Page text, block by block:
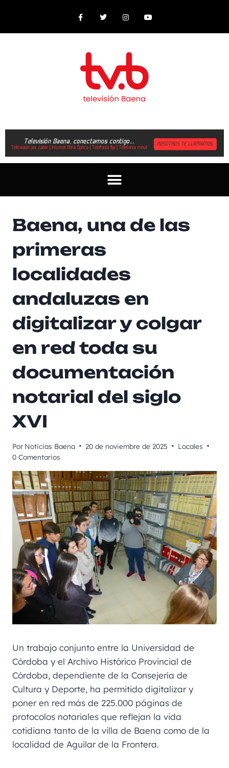
Baena, una de las
primeras
localidades
andaluzas en
digitalizar y colgar
en red toda su
documentación
notarial del siglo
XVI
Por Noticias Baena 20 de noviembre de 2025
Locales
0 Comentarios
Un trabajo conjunto entre la Universidad de
Córdoba y el Archivo Histórico Provincial de
Córdoba, dependiente de la Consejería de
Cultura y Deporte, ha permitido digitalizar y
poner en red más de 225.000 páginas de
protocolos notariales que reflejan la vida
cotidiana tanto de la villa de Baena como de la
localidad de Aguilar de la Frontera.